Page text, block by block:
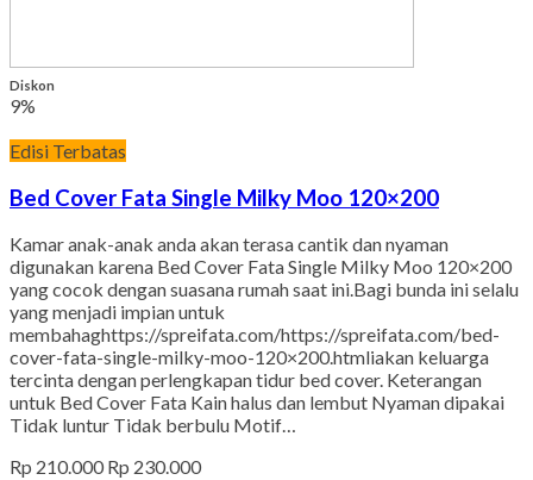
Diskon
9%
Edisi Terbatas
Bed Cover Fata Single Milky Moo 120×200
Kamar anak-anak anda akan terasa cantik dan nyaman
digunakan karena Bed Cover Fata Single Milky Moo 120×200
yang cocok dengan suasana rumah saat ini.Bagi bunda ini selalu
yang menjadi impian untuk
membahaghttps://spreifata.com/https://spreifata.com/bed-
cover-fata-single-milky-moo-120×200.htmliakan keluarga
tercinta dengan perlengkapan tidur bed cover. Keterangan
untuk Bed Cover Fata Kain halus dan lembut Nyaman dipakai
Tidak luntur Tidak berbulu Motif…
Rp 210.000 Rp 230.000